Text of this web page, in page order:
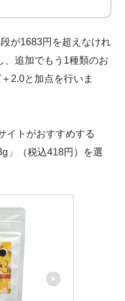
が1683円を超えなけれ
、追加でもう1種類のお
2.0と加点を行いま
イトがおすすめする
」（税込418円）を選